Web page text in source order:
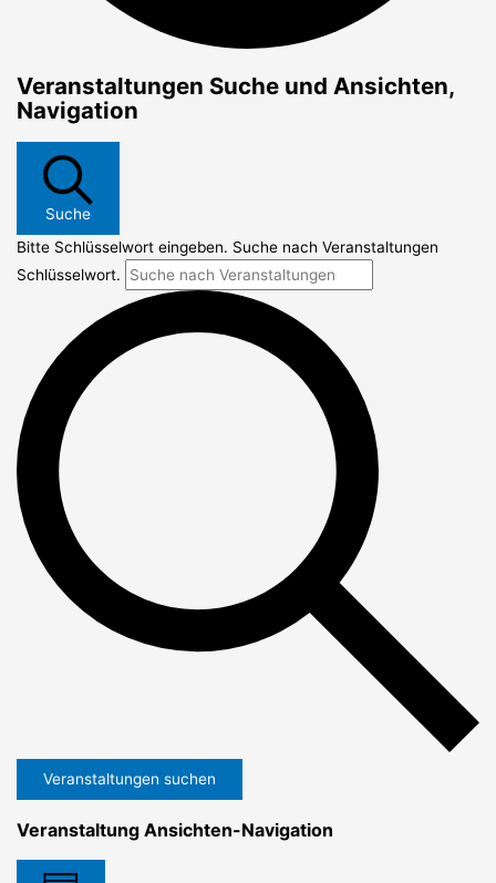
Veranstaltungen
für
13/08/2024
Veranstaltungen Suche und Ansichten,
Navigation
Suche
Bitte Schlüsselwort eingeben. Suche nach Veranstaltungen
Schlüsselwort.
Veranstaltungen suchen
Veranstaltung Ansichten-Navigation